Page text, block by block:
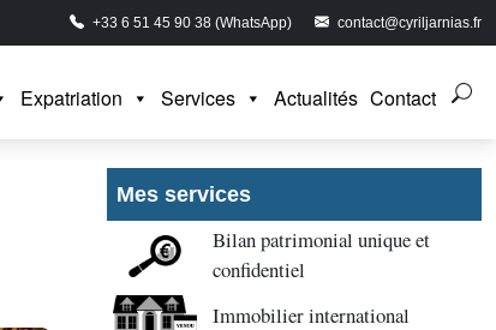
+33 6 51 45 90 38 (WhatsApp) contact@cyriljarnias.fr
Expatriation Services Actualités Contact
Mes services
Bilan patrimonial unique et
confidentiel
Immobilier international